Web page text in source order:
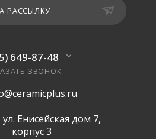
РАССЫЛКУ
649-87-48
ЗВОНОК
Енисейская дом 7,
корпус 3